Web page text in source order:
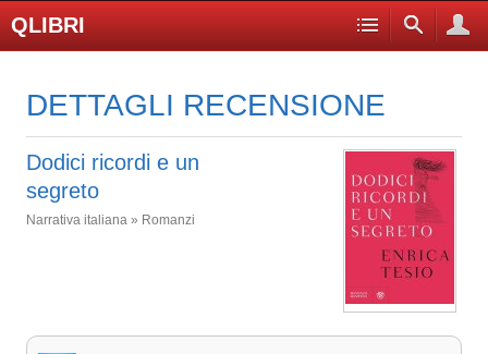
QLIBRI
DETTAGLI RECENSIONE
Dodici ricordi e un
segreto
Narrativa italiana » Romanzi